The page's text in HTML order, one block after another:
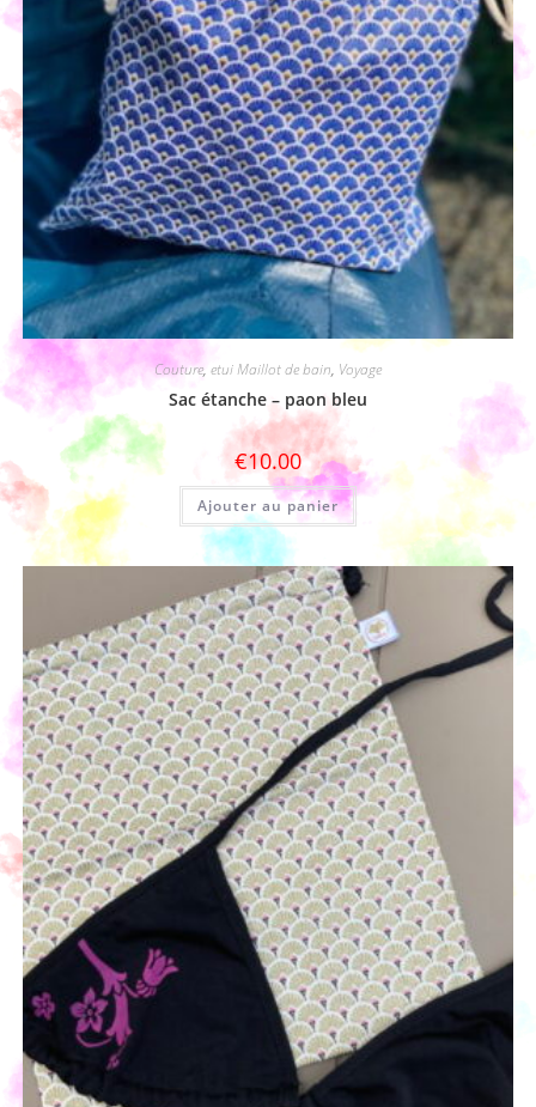
Couture, etui Maillot de bain, Voyage
Sac étanche – paon bleu
€10.00
Ajouter au panier